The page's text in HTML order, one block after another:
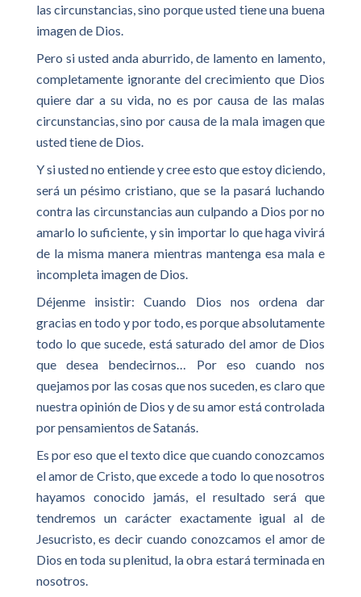
las circunstancias, sino porque usted tiene una buena
imagen de Dios.
Pero si usted anda aburrido, de lamento en lamento,
completamente ignorante del crecimiento que Dios
quiere dar a su vida, no es por causa de las malas
circunstancias, sino por causa de la mala imagen que
usted tiene de Dios.
Y si usted no entiende y cree esto que estoy diciendo,
será un pésimo cristiano, que se la pasará luchando
contra las circunstancias aun culpando a Dios por no
amarlo lo suficiente, y sin importar lo que haga vivirá
de la misma manera mientras mantenga esa mala e
incompleta imagen de Dios.
Déjenme insistir: Cuando Dios nos ordena dar
gracias en todo y por todo, es porque absolutamente
todo lo que sucede, está saturado del amor de Dios
que desea bendecirnos… Por eso cuando nos
quejamos por las cosas que nos suceden, es claro que
nuestra opinión de Dios y de su amor está controlada
por pensamientos de Satanás.
Es por eso que el texto dice que cuando conozcamos
el amor de Cristo, que excede a todo lo que nosotros
hayamos conocido jamás, el resultado será que
tendremos un carácter exactamente igual al de
Jesucristo, es decir cuando conozcamos el amor de
Dios en toda su plenitud, la obra estará terminada en
nosotros.